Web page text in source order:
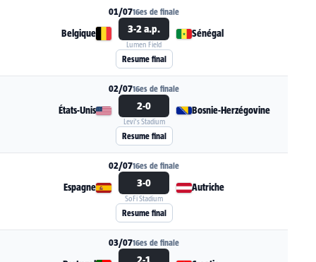
Voir la fiche du match Belgique - Sénégal
01/0716es de finale
Belgique 3-2 a.p.
Lumen Field
Sénégal
Resume final
Voir la fiche du match États-Unis - Bosnie-
02/0716es de finale
États-Unis 2-0
Levi's Stadium
Bosnie-Herzégovine
Resume final
Voir la fiche du match Espagne - Autriche
02/0716es de finale
Espagne 3-0
SoFi Stadium
Autriche
Resume final
03/0716es de finale